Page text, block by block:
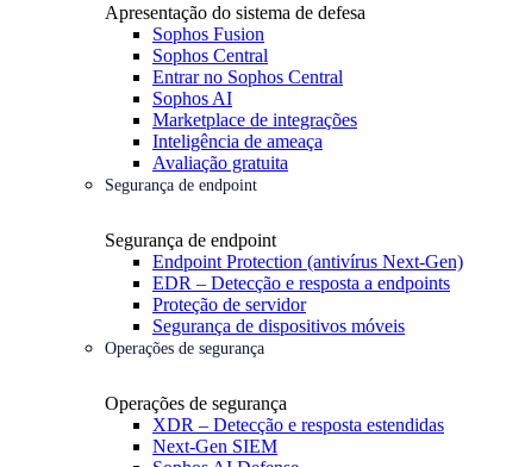
Apresentação do sistema de defesa
Sophos Fusion
Sophos Central
Entrar no Sophos Central
Sophos AI
Marketplace de integrações
Inteligência de ameaça
Avaliação gratuita
Segurança de endpoint
Segurança de endpoint
Endpoint Protection (antivírus Next-Gen)
EDR – Detecção e resposta a endpoints
Proteção de servidor
Segurança de dispositivos móveis
Operações de segurança
Operações de segurança
XDR – Detecção e resposta estendidas
Next-Gen SIEM